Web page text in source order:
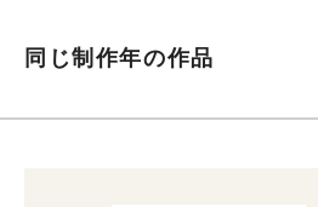
同じ制作年の作品